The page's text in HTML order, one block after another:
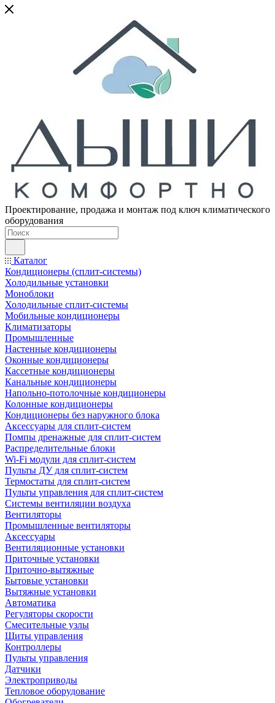
Проектирование, продажа и монтаж под ключ климатического
оборудования
Каталог
Кондиционеры (сплит-системы)
Холодильные установки
Моноблоки
Холодильные сплит-системы
Мобильные кондиционеры
Климатизаторы
Промышленные
Настенные кондиционеры
Оконные кондиционеры
Кассетные кондиционеры
Канальные кондиционеры
Напольно-потолочные кондиционеры
Колонные кондиционеры
Кондиционеры без наружного блока
Аксессуары для сплит-систем
Помпы дренажные для сплит-систем
Распределительные блоки
Wi-Fi модули для сплит-систем
Пульты ДУ для сплит-систем
Термостаты для сплит-систем
Пульты управления для сплит-систем
Системы вентиляции воздуха
Вентиляторы
Промышленные вентиляторы
Аксессуары
Вентиляционные установки
Приточные установки
Приточно-вытяжные
Бытовые установки
Вытяжные установки
Автоматика
Регуляторы скорости
Смесительные узлы
Щиты управления
Контроллеры
Пульты управления
Датчики
Электроприводы
Тепловое оборудование